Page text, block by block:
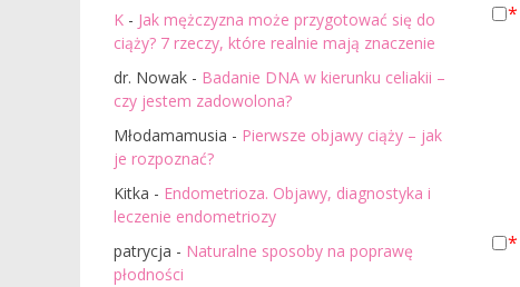
K - Jak mężczyzna może przygotować się do
ciąży? 7 rzeczy, które realnie mają znaczenie
dr. Nowak - Badanie DNA w kierunku celiakii –
czy jestem zadowolona?
Młodamamusia - Pierwsze objawy ciąży – jak
je rozpoznać?
Kitka - Endometrioza. Objawy, diagnostyka i
leczenie endometriozy
patrycja - Naturalne sposoby na poprawę
płodności